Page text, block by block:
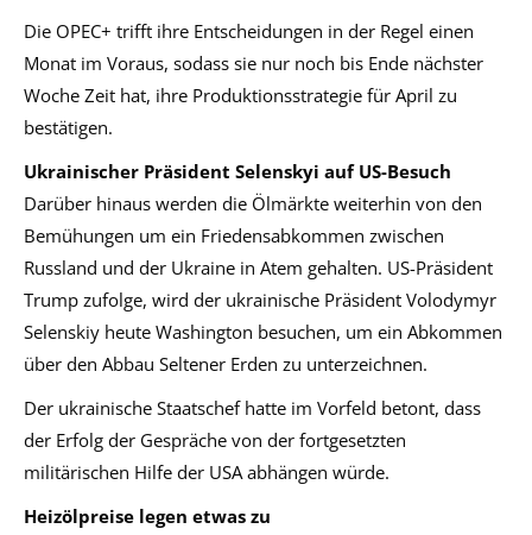
Die OPEC+ trifft ihre Entscheidungen in der Regel einen
Monat im Voraus, sodass sie nur noch bis Ende nächster
Woche Zeit hat, ihre Produktionsstrategie für April zu
bestätigen.
Ukrainischer Präsident Selenskyi auf US-Besuch
Darüber hinaus werden die Ölmärkte weiterhin von den
Bemühungen um ein Friedensabkommen zwischen
Russland und der Ukraine in Atem gehalten. US-Präsident
Trump zufolge, wird der ukrainische Präsident Volodymyr
Selenskiy heute Washington besuchen, um ein Abkommen
über den Abbau Seltener Erden zu unterzeichnen.
Der ukrainische Staatschef hatte im Vorfeld betont, dass
der Erfolg der Gespräche von der fortgesetzten
militärischen Hilfe der USA abhängen würde.
Heizölpreise legen etwas zu